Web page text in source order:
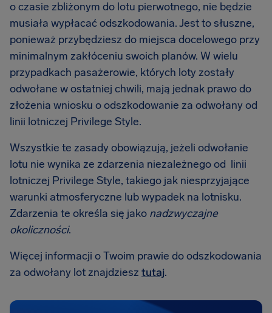
o czasie zbliżonym do lotu pierwotnego, nie będzie
musiała wypłacać odszkodowania. Jest to słuszne,
ponieważ przybędziesz do miejsca docelowego przy
minimalnym zakłóceniu swoich planów. W wielu
przypadkach pasażerowie, których loty zostały
odwołane w ostatniej chwili, mają jednak prawo do
złożenia wniosku o odszkodowanie za odwołany od
linii lotniczej Privilege Style.
Wszystkie te zasady obowiązują, jeżeli odwołanie
lotu nie wynika ze zdarzenia niezależnego od linii
lotniczej Privilege Style, takiego jak niesprzyjające
warunki atmosferyczne lub wypadek na lotnisku.
Zdarzenia te określa się jako nadzwyczajne
okoliczności.
Więcej informacji o Twoim prawie do odszkodowania
za odwołany lot znajdziesz tutaj.